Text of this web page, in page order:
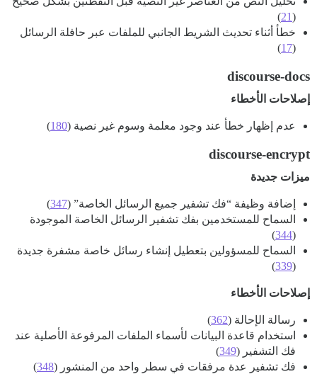
(
21
)
خطأ أثناء تحديث الشريط الجانبي للملفات عبر حافلة الرسائل
(
17
)
discourse-docs
إصلاحات الأخطاء
عدم إظهار خطأ عند وجود معلمة وسوم غير نصية (180
)
discourse-encrypt
ميزات جديدة
إضافة وظيفة “فك تشفير جميع الرسائل الخاصة” (347
)
السماح للمستخدمين بفك تشفير الرسائل الخاصة الموجودة
(
344
)
السماح للمسؤولين بتعطيل إنشاء رسائل خاصة مشفرة جديدة
(
339
)
إصلاحات الأخطاء
رسالة الإحالة (362
)
استخدام قاعدة البيانات لأسماء الملفات المرفوعة الأصلية عند
فك التشفير (349
)
فك تشفير عدة مرفقات في سطر واحد من المنشور (348
)